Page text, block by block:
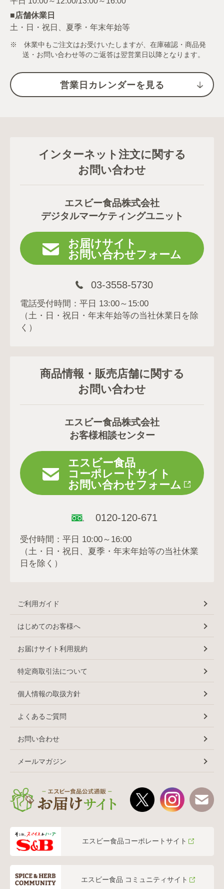
■店舗休業日
土・日・祝日、夏季・年末年始等
※ 休業中もご注文はお受けいたしますが、在庫確認・商品発
送・お問い合わせ等のご返答は翌営業日以降となります。
営業日カレンダーを見る
インターネット注文に関する
お問い合わせ
エスビー食品株式会社
デジタルマーケティングユニット
お届けサイト
お問い合わせフォーム
03-3558-5730
電話受付時間：平日 13:00～15:00
（土・日・祝日・年末年始等の当社休業日を除
く）
商品情報・販売店舗に関する
お問い合わせ
エスビー食品株式会社
お客様相談センター
エスビー食品
コーポレートサイト
お問い合わせフォーム
0120-120-671
受付時間：平日 10:00～16:00
（土・日・祝日、夏季・年末年始等の当社休業
日を除く）
ご利用ガイド
はじめてのお客様へ
お届けサイト利用規約
特定商取引法について
個人情報の取扱方針
よくあるご質問
お問い合わせ
メールマガジン
エスビー食品コーポレートサイト
エスビー食品 コミュニティサイト